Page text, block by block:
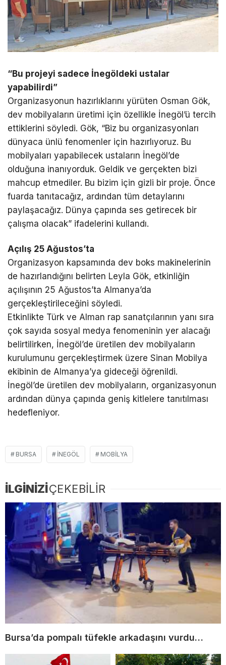
“Bu projeyi sadece İnegöldeki ustalar
yapabilirdi”
Organizasyonun hazırlıklarını yürüten Osman Gök,
dev mobilyaların üretimi için özellikle İnegöl’ü tercih
ettiklerini söyledi. Gök, “Biz bu organizasyonları
dünyaca ünlü fenomenler için hazırlıyoruz. Bu
mobilyaları yapabilecek ustaların İnegöl’de
olduğuna inanıyorduk. Geldik ve gerçekten bizi
mahcup etmediler. Bu bizim için gizli bir proje. Önce
fuarda tanıtacağız, ardından tüm detaylarını
paylaşacağız. Dünya çapında ses getirecek bir
çalışma olacak” ifadelerini kullandı.
Açılış 25 Ağustos’ta
Organizasyon kapsamında dev boks makinelerinin
de hazırlandığını belirten Leyla Gök, etkinliğin
açılışının 25 Ağustos’ta Almanya’da
gerçekleştirileceğini söyledi.
Etkinlikte Türk ve Alman rap sanatçılarının yanı sıra
çok sayıda sosyal medya fenomeninin yer alacağı
belirtilirken, İnegöl’de üretilen dev mobilyaların
kurulumunu gerçekleştirmek üzere Sinan Mobilya
ekibinin de Almanya’ya gideceği öğrenildi.
İnegöl’de üretilen dev mobilyaların, organizasyonun
ardından dünya çapında geniş kitlelere tanıtılması
hedefleniyor.
BURSA İNEGÖL MOBILYA
İLGİNİZİÇEKEBİLİR
Bursa’da pompalı tüfekle arkadaşını vurdu…